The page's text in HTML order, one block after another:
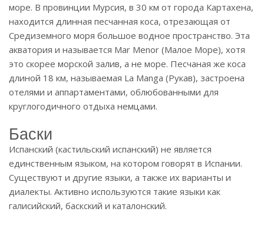
море. В провинции Мурсия, в 30 км от города Картахена,
находится длинная песчанная коса, отрезающая от
Средиземного моря большое водное пространство. Эта
акватория и называется Mar Menor (Малое Море), хотя
это скорее морской залив, а не море. Песчаная же коса
длиной 18 км, называемая La Manga (Рукав), застроена
отелями и аппартаментами, облюбованными для
круглогодичного отдыха немцами.
Баски
Испанский (кастильский испанский) не является
единственным языком, на котором говорят в Испании.
Существуют и другие языки, а также их варианты и
диалекты. Активно используются такие языки как
галисийский, баскский и каталонский.